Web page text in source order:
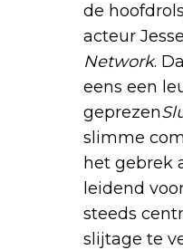
de
acteur
Network.
eens een
geprezen
slimme
het gebrek
leidend
steeds
slijtage te